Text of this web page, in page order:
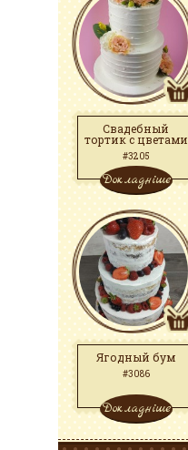
Свадебный
тортик с цветами
#3205
Докладніше
Ягодный бум
#3086
Докладніше